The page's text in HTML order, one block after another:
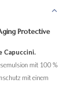
Protective
Capuccini.
mit 100 %
mit einem